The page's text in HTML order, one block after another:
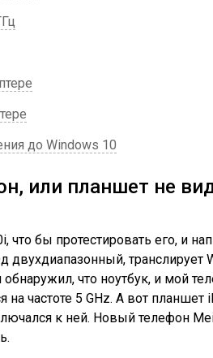
до Windows 10
или планшет не
что бы протестировать его, и
двухдиапазонный, транслирует
обнаружил, что ноутбук, и мой
на частоте 5 GHz. А вот планшет
к ней. Новый телефон